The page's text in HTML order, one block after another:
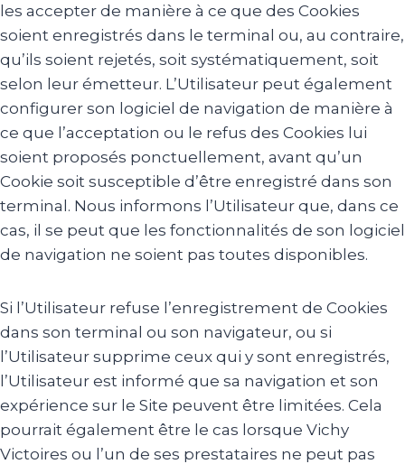
les accepter de manière à ce que des Cookies
soient enregistrés dans le terminal ou, au contraire,
qu’ils soient rejetés, soit systématiquement, soit
selon leur émetteur. L’Utilisateur peut également
configurer son logiciel de navigation de manière à
ce que l’acceptation ou le refus des Cookies lui
soient proposés ponctuellement, avant qu’un
Cookie soit susceptible d’être enregistré dans son
terminal. Nous informons l’Utilisateur que, dans ce
cas, il se peut que les fonctionnalités de son logiciel
de navigation ne soient pas toutes disponibles.
Si l’Utilisateur refuse l’enregistrement de Cookies
dans son terminal ou son navigateur, ou si
l’Utilisateur supprime ceux qui y sont enregistrés,
l’Utilisateur est informé que sa navigation et son
expérience sur le Site peuvent être limitées. Cela
pourrait également être le cas lorsque Vichy
Victoires ou l’un de ses prestataires ne peut pas